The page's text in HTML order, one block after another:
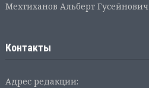
Мехтиханов Альберт Гусейнович
Контакты
Адрес редакции: